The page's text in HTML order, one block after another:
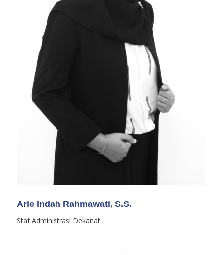
Arie Indah Rahmawati, S.S.
Staf Administrasi Dekanat